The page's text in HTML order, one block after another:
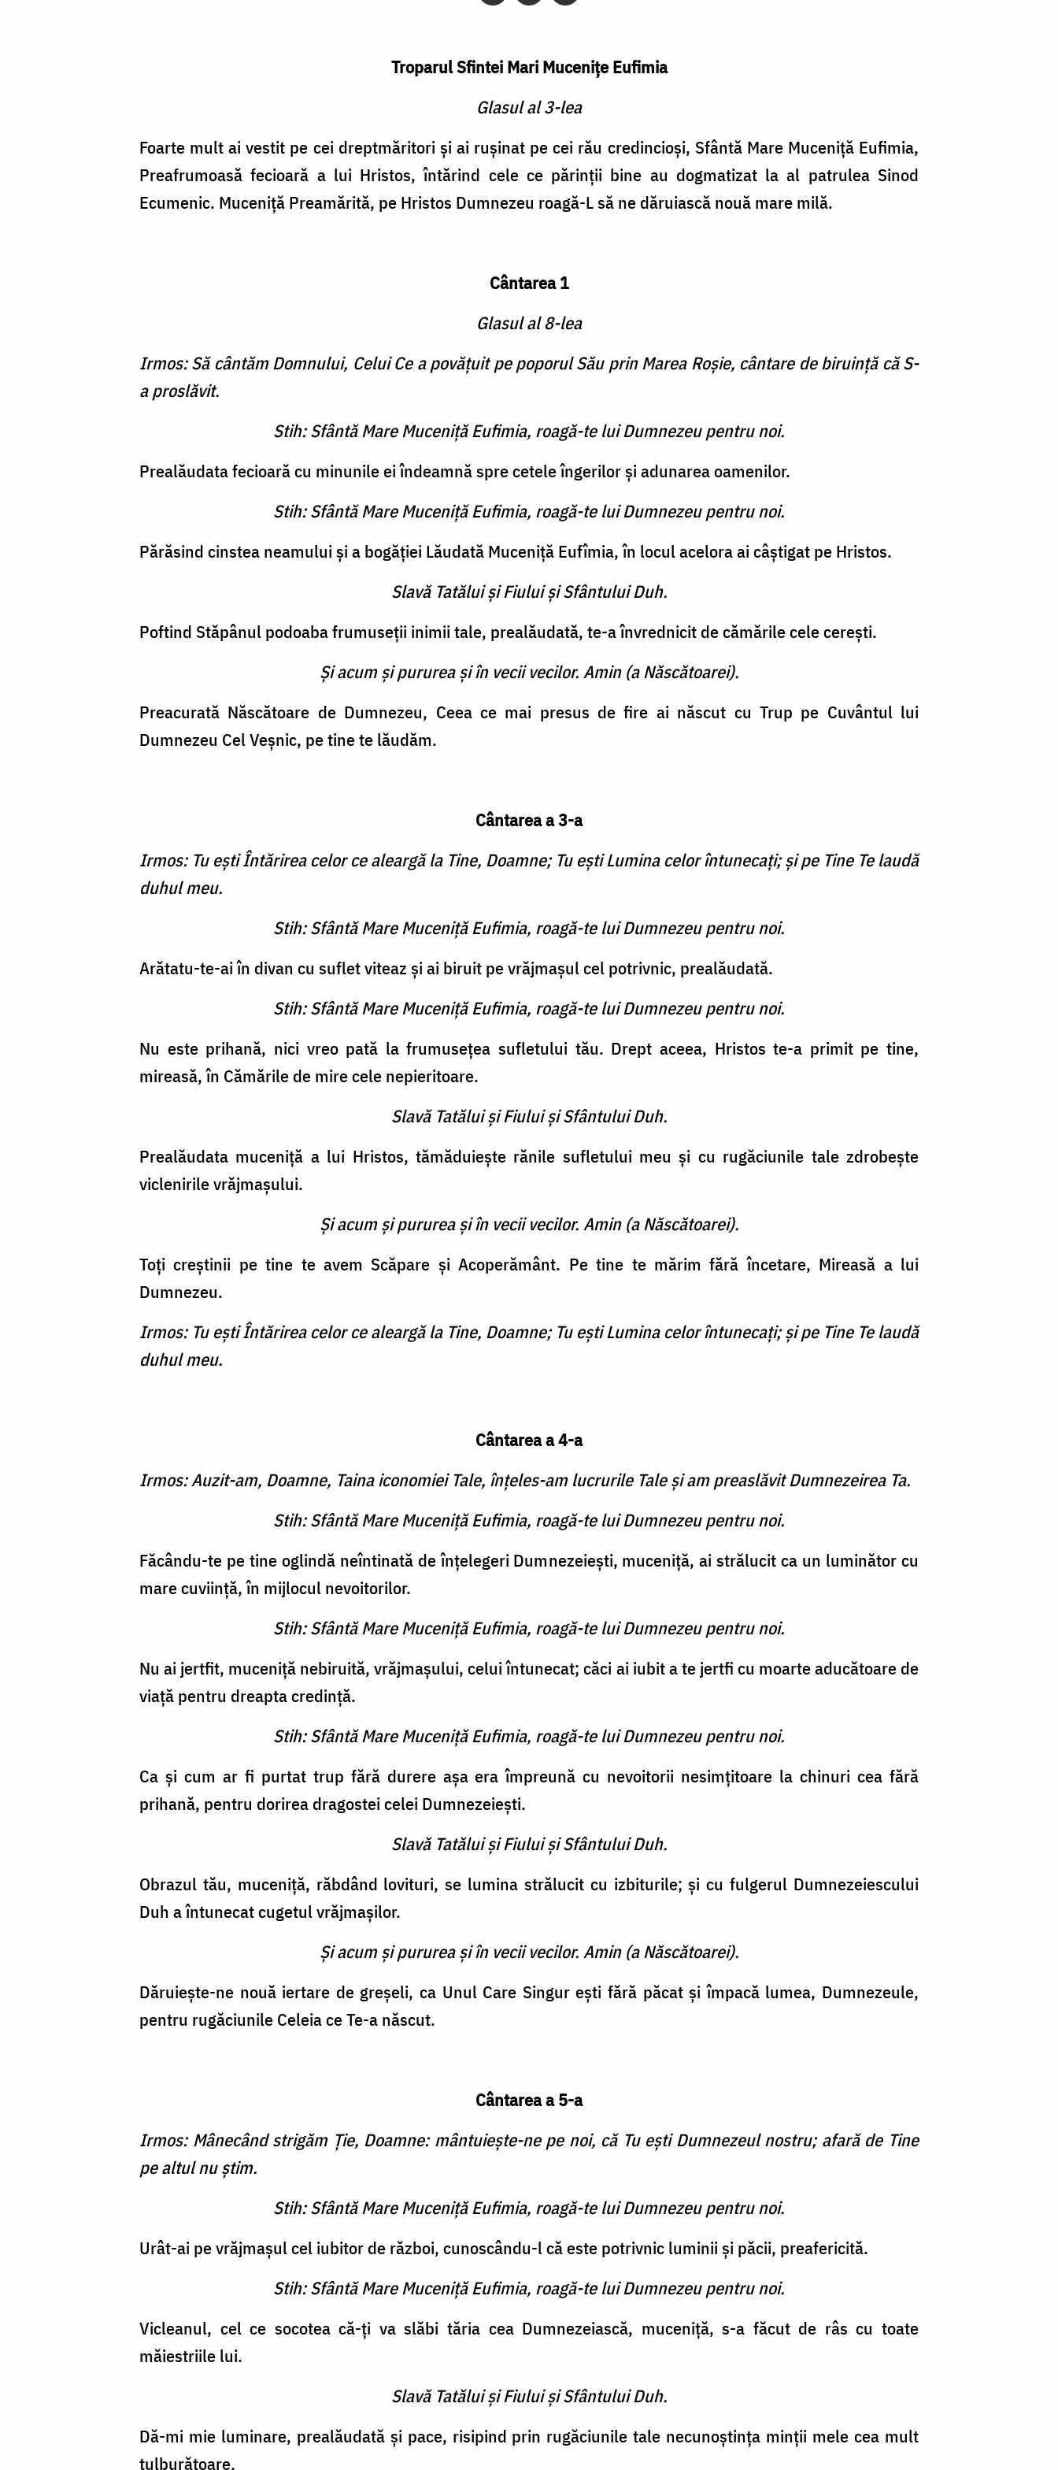
Troparul Sfintei Mari Muceniţe Eufimia
Glasul al 3-lea
Foarte mult ai vestit pe cei dreptmăritori şi ai ruşinat pe cei rău credincioşi, Sfântă Mare Muceniţă Eufimia,
Preafrumoasă fecioară a lui Hristos, întărind cele ce părinţii bine au dogmatizat la al patrulea Sinod
Ecumenic. Muceniţă Preamărită, pe Hristos Dumnezeu roagă-L să ne dăruiască nouă mare milă.
Cântarea 1
Glasul al 8-lea
Irmos: Să cântăm Domnului, Celui Ce a povăţuit pe poporul Său prin Marea Roşie, cântare de biruinţă că S-
a proslăvit.
Stih: Sfântă Mare Muceniţă Eufimia, roagă-te lui Dumnezeu pentru noi.
Prealăudata fecioară cu minunile ei îndeamnă spre cetele îngerilor şi adunarea oamenilor.
Stih: Sfântă Mare Muceniţă Eufimia, roagă-te lui Dumnezeu pentru noi.
Părăsind cinstea neamului şi a bogăţiei Lăudată Muceniţă Eufîmia, în locul acelora ai câştigat pe Hristos.
Slavă Tatălui şi Fiului şi Sfântului Duh.
Poftind Stăpânul podoaba frumuseţii inimii tale, prealăudată, te-a învrednicit de cămările cele cereşti.
Şi acum şi pururea şi în vecii vecilor. Amin (a Născătoarei).
Preacurată Născătoare de Dumnezeu, Ceea ce mai presus de fire ai născut cu Trup pe Cuvântul lui
Dumnezeu Cel Veşnic, pe tine te lăudăm.
Cântarea a 3-a
Irmos: Tu eşti Întărirea celor ce aleargă la Tine, Doamne; Tu eşti Lumina celor întunecaţi; şi pe Tine Te laudă
duhul meu.
Stih: Sfântă Mare Muceniţă Eufimia, roagă-te lui Dumnezeu pentru noi.
Arătatu-te-ai în divan cu suflet viteaz şi ai biruit pe vrăjmaşul cel potrivnic, prealăudată.
Stih: Sfântă Mare Muceniţă Eufimia, roagă-te lui Dumnezeu pentru noi.
Nu este prihană, nici vreo pată la frumuseţea sufletului tău. Drept aceea, Hristos te-a primit pe tine,
mireasă, în Cămările de mire cele nepieritoare.
Slavă Tatălui şi Fiului şi Sfântului Duh.
Prealăudata muceniţă a lui Hristos, tămăduieşte rănile sufletului meu şi cu rugăciunile tale zdrobeşte
viclenirile vrăjmaşului.
Şi acum şi pururea şi în vecii vecilor. Amin (a Născătoarei).
Toţi creştinii pe tine te avem Scăpare şi Acoperământ. Pe tine te mărim fără încetare, Mireasă a lui
Dumnezeu.
Irmos: Tu eşti Întărirea celor ce aleargă la Tine, Doamne; Tu eşti Lumina celor întunecaţi; şi pe Tine Te laudă
duhul meu.
Cântarea a 4-a
Irmos: Auzit-am, Doamne, Taina iconomiei Tale, înţeles-am lucrurile Tale şi am preaslăvit Dumnezeirea Ta.
Stih: Sfântă Mare Muceniţă Eufimia, roagă-te lui Dumnezeu pentru noi.
Făcându-te pe tine oglindă neîntinată de înţelegeri Dumnezeieşti, muceniţă, ai strălucit ca un luminător cu
mare cuviinţă, în mijlocul nevoitorilor.
Stih: Sfântă Mare Muceniţă Eufimia, roagă-te lui Dumnezeu pentru noi.
Nu ai jertfit, muceniţă nebiruită, vrăjmaşului, celui întunecat; căci ai iubit a te jertfi cu moarte aducătoare de
viaţă pentru dreapta credinţă.
Stih: Sfântă Mare Muceniţă Eufimia, roagă-te lui Dumnezeu pentru noi.
Ca şi cum ar fi purtat trup fără durere aşa era împreună cu nevoitorii nesimţitoare la chinuri cea fără
prihană, pentru dorirea dragostei celei Dumnezeieşti.
Slavă Tatălui şi Fiului şi Sfântului Duh.
Obrazul tău, muceniţă, răbdând lovituri, se lumina strălucit cu izbiturile; şi cu fulgerul Dumnezeiescului
Duh a întunecat cugetul vrăjmaşilor.
Şi acum şi pururea şi în vecii vecilor. Amin (a Născătoarei).
Dăruieşte-ne nouă iertare de greşeli, ca Unul Care Singur eşti fără păcat şi împacă lumea, Dumnezeule,
pentru rugăciunile Celeia ce Te-a născut.
Cântarea a 5-a
Irmos: Mânecând strigăm Ţie, Doamne: mântuieşte-ne pe noi, că Tu eşti Dumnezeul nostru; afară de Tine
pe altul nu ştim.
Stih: Sfântă Mare Muceniţă Eufimia, roagă-te lui Dumnezeu pentru noi.
Urât-ai pe vrăjmaşul cel iubitor de război, cunoscându-l că este potrivnic luminii şi păcii, preafericită.
Stih: Sfântă Mare Muceniţă Eufimia, roagă-te lui Dumnezeu pentru noi.
Vicleanul, cel ce socotea că-ţi va slăbi tăria cea Dumnezeiască, muceniţă, s-a făcut de râs cu toate
măiestriile lui.
Slavă Tatălui şi Fiului şi Sfântului Duh.
Dă-mi mie luminare, prealăudată şi pace, risipind prin rugăciunile tale necunoştinţa minţii mele cea mult
tulburătoare.